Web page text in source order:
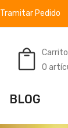
Tramitar Pedido
0
BLOG